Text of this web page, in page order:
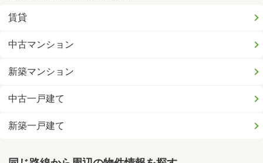
賃貸
中古マンション
新築マンション
中古一戸建て
新築一戸建て